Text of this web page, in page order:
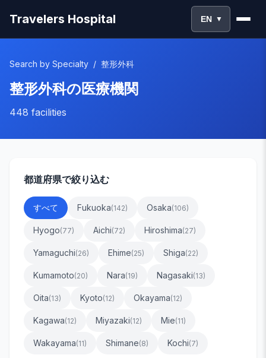
Travelers Hospital EN ▼
Search by Specialty / 整形外科
整形外科の医療機関
448 facilities
都道府県で絞り込む
すべて Fukuoka(142) Osaka(106)
Hyogo(77) Aichi(72) Hiroshima(27)
Yamaguchi(26) Ehime(25) Shiga(22)
Kumamoto(20) Nara(19) Nagasaki(13)
Oita(13) Kyoto(12) Okayama(12)
Kagawa(12) Miyazaki(12) Mie(11)
Wakayama(11) Shimane(8) Kochi(7)